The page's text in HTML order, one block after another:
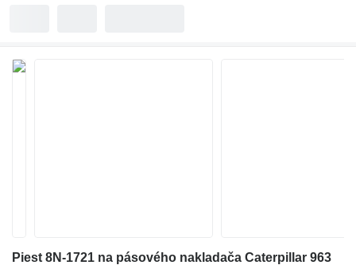
Piest 8N-1721 na pásového nakladača Caterpillar 963